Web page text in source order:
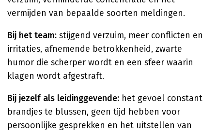
vermijden van bepaalde soorten meldingen.
Bij het team: stijgend verzuim, meer conflicten en
irritaties, afnemende betrokkenheid, zwarte
humor die scherper wordt en een sfeer waarin
klagen wordt afgestraft.
Bij jezelf als leidinggevende: het gevoel constant
brandjes te blussen, geen tijd hebben voor
persoonlijke gesprekken en het uitstellen van